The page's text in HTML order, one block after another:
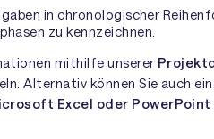
in chronologischer
zu kennzeichnen.
mithilfe unserer
Alternativ können Sie auch
Excel oder PowerPoint